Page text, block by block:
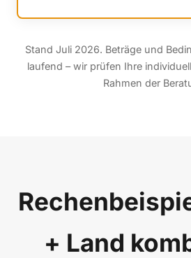
Stand Juli 2026. Beträge und
laufend – wir prüfen Ihre
Rahmen der
+ Land